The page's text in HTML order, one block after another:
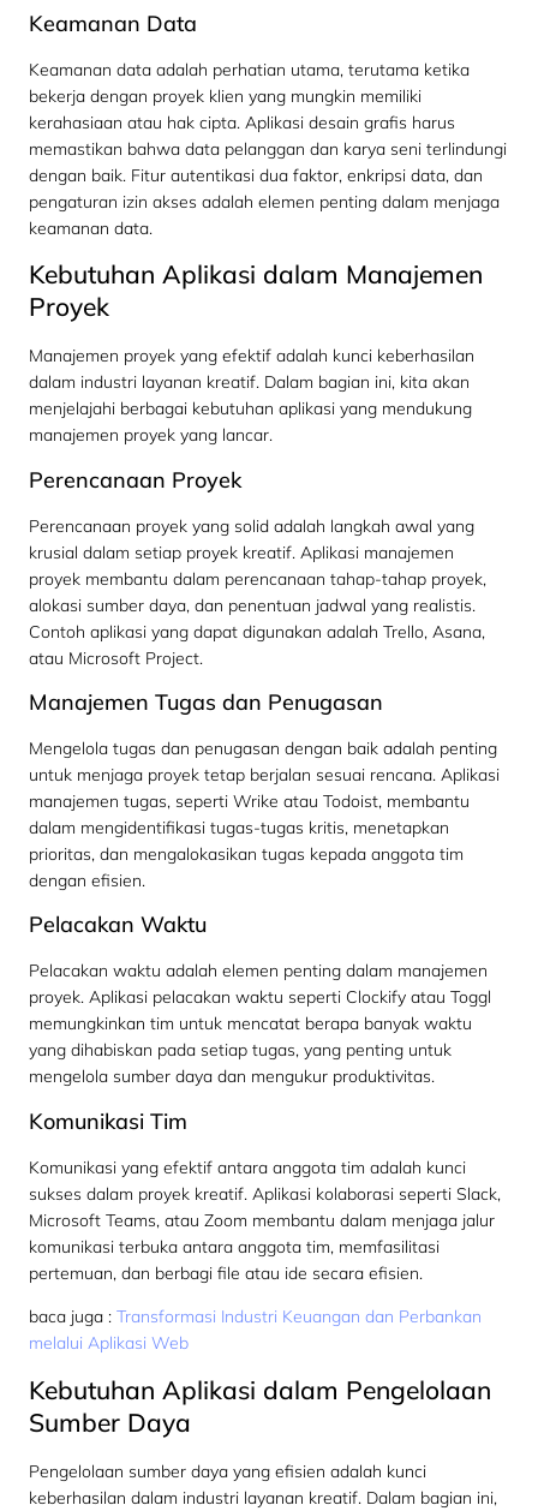
Keamanan Data
Keamanan data adalah perhatian utama, terutama ketika
bekerja dengan proyek klien yang mungkin memiliki
kerahasiaan atau hak cipta. Aplikasi desain grafis harus
memastikan bahwa data pelanggan dan karya seni terlindungi
dengan baik. Fitur autentikasi dua faktor, enkripsi data, dan
pengaturan izin akses adalah elemen penting dalam menjaga
keamanan data.
Kebutuhan Aplikasi dalam Manajemen
Proyek
Manajemen proyek yang efektif adalah kunci keberhasilan
dalam industri layanan kreatif. Dalam bagian ini, kita akan
menjelajahi berbagai kebutuhan aplikasi yang mendukung
manajemen proyek yang lancar.
Perencanaan Proyek
Perencanaan proyek yang solid adalah langkah awal yang
krusial dalam setiap proyek kreatif. Aplikasi manajemen
proyek membantu dalam perencanaan tahap-tahap proyek,
alokasi sumber daya, dan penentuan jadwal yang realistis.
Contoh aplikasi yang dapat digunakan adalah Trello, Asana,
atau Microsoft Project.
Manajemen Tugas dan Penugasan
Mengelola tugas dan penugasan dengan baik adalah penting
untuk menjaga proyek tetap berjalan sesuai rencana. Aplikasi
manajemen tugas, seperti Wrike atau Todoist, membantu
dalam mengidentifikasi tugas-tugas kritis, menetapkan
prioritas, dan mengalokasikan tugas kepada anggota tim
dengan efisien.
Pelacakan Waktu
Pelacakan waktu adalah elemen penting dalam manajemen
proyek. Aplikasi pelacakan waktu seperti Clockify atau Toggl
memungkinkan tim untuk mencatat berapa banyak waktu
yang dihabiskan pada setiap tugas, yang penting untuk
mengelola sumber daya dan mengukur produktivitas.
Komunikasi Tim
Komunikasi yang efektif antara anggota tim adalah kunci
sukses dalam proyek kreatif. Aplikasi kolaborasi seperti Slack,
Microsoft Teams, atau Zoom membantu dalam menjaga jalur
komunikasi terbuka antara anggota tim, memfasilitasi
pertemuan, dan berbagi file atau ide secara efisien.
baca juga : Transformasi Industri Keuangan dan Perbankan
melalui Aplikasi Web
Kebutuhan Aplikasi dalam Pengelolaan
Sumber Daya
Pengelolaan sumber daya yang efisien adalah kunci
keberhasilan dalam industri layanan kreatif. Dalam bagian ini,